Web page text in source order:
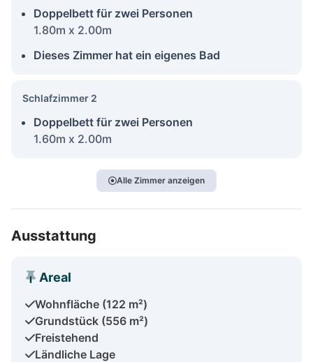
Doppelbett für zwei Personen
1.80m x 2.00m
Dieses Zimmer hat ein eigenes Bad
Schlafzimmer 2
Doppelbett für zwei Personen
1.60m x 2.00m
Alle Zimmer anzeigen
Ausstattung
Areal
Wohnfläche (122 m²)
Grundstück (556 m²)
Freistehend
Ländliche Lage